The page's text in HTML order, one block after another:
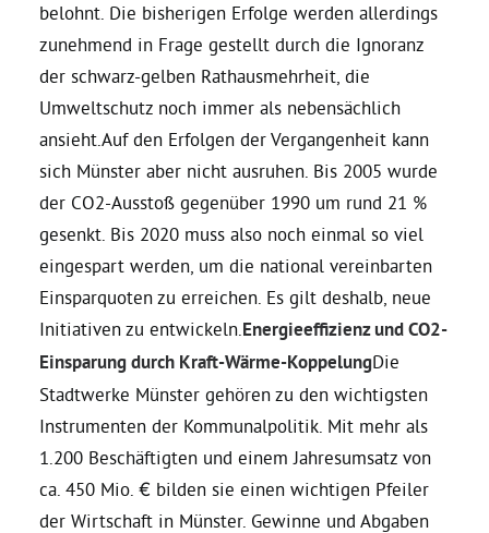
belohnt. Die bisherigen Erfolge werden allerdings
zunehmend in Frage gestellt durch die Ignoranz
der schwarz-gelben Rathausmehrheit, die
Umweltschutz noch immer als nebensächlich
ansieht.Auf den Erfolgen der Vergangenheit kann
sich Münster aber nicht ausruhen. Bis 2005 wurde
der CO2-Ausstoß gegenüber 1990 um rund 21 %
gesenkt. Bis 2020 muss also noch einmal so viel
eingespart werden, um die national vereinbarten
Einsparquoten zu erreichen. Es gilt deshalb, neue
Initiativen zu entwickeln. Energieeffizienz und CO2-
Einsparung durch Kraft-Wärme-KoppelungDie
Stadtwerke Münster gehören zu den wichtigsten
Instrumenten der Kommunalpolitik. Mit mehr als
1.200 Beschäftigten und einem Jahresumsatz von
ca. 450 Mio. € bilden sie einen wichtigen Pfeiler
der Wirtschaft in Münster. Gewinne und Abgaben